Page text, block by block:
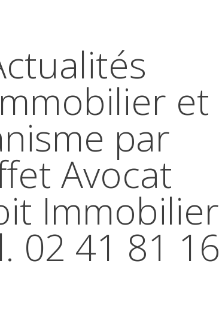
et
par
Avocat
Immobilier
02 41 81 16